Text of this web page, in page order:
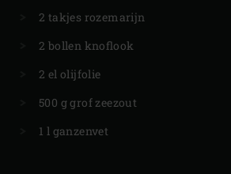
2 takjes rozemarijn
2 bollen knoflook
2 el olijfolie
500 g grof zeezout
1 l ganzenvet